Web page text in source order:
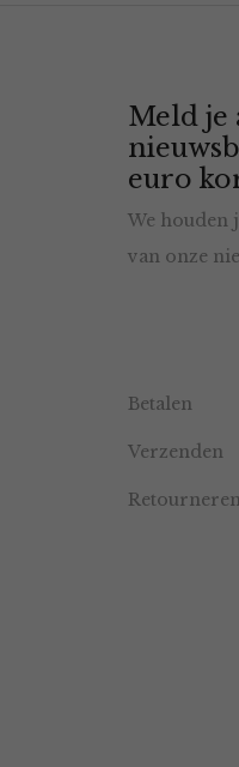
Meld je
euro
We houden
van onze
Betalen
Verzenden